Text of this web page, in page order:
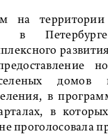
на
в
домов
в
в
проголосовала